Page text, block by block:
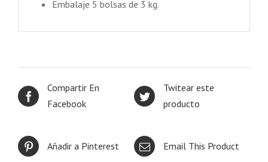
Embalaje 5 bolsas de 3 kg.
Compartir En
Facebook
Twitear este
producto
Añadir a Pinterest Email This Product